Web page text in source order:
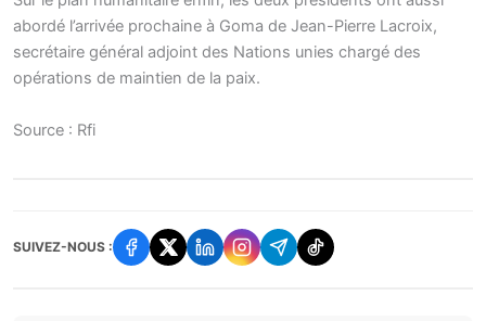
abordé l’arrivée prochaine à Goma de Jean-Pierre Lacroix,
secrétaire général adjoint des Nations unies chargé des
opérations de maintien de la paix.
Source : Rfi
SUIVEZ-NOUS :